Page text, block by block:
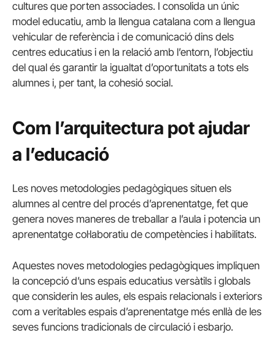
cultures que porten associades. I consolida un únic
model educatiu, amb la llengua catalana com a llengua
vehicular de referència i de comunicació dins dels
centres educatius i en la relació amb l’entorn, l’objectiu
del qual és garantir la igualtat d’oportunitats a tots els
alumnes i, per tant, la cohesió social.
Com l’arquitectura pot ajudar
a l’educació
Les noves metodologies pedagògiques situen els
alumnes al centre del procés d’aprenentatge, fet que
genera noves maneres de treballar a l’aula i potencia un
aprenentatge col·laboratiu de competències i habilitats.
Aquestes noves metodologies pedagògiques impliquen
la concepció d’uns espais educatius versàtils i globals
que considerin les aules, els espais relacionals i exteriors
com a veritables espais d’aprenentatge més enllà de les
seves funcions tradicionals de circulació i esbarjo.